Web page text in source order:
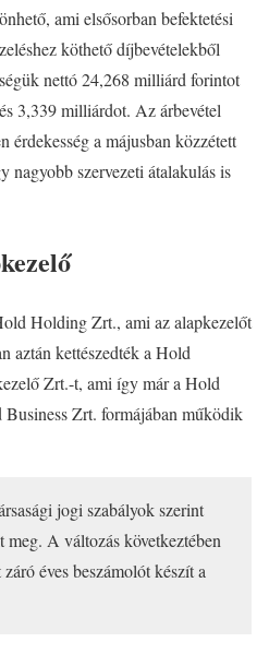
ami elsősorban befektetési
köthető díjbevételekből
nettó 24,268 milliárd forintot
3,339 milliárdot. Az árbevétel
érdekesség a májusban közzétett
nagyobb szervezeti átalakulás is
Holding Zrt., ami az alapkezelőt
aztán kettészedték a Hold
Zrt.-t, ami így már a Hold
Zrt. formájában működik
jogi szabályok szerint
A változás következtében
éves beszámolót készít a